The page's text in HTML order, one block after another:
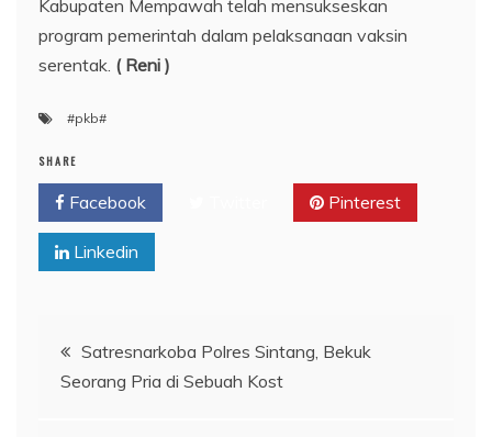
Kabupaten Mempawah telah mensukseskan
program pemerintah dalam pelaksanaan vaksin
serentak. ( Reni )
#pkb#
SHARE
Facebook Pinterest
Linkedin
Navigasi
pos
Satresnarkoba Polres Sintang, Bekuk
Seorang Pria di Sebuah Kost